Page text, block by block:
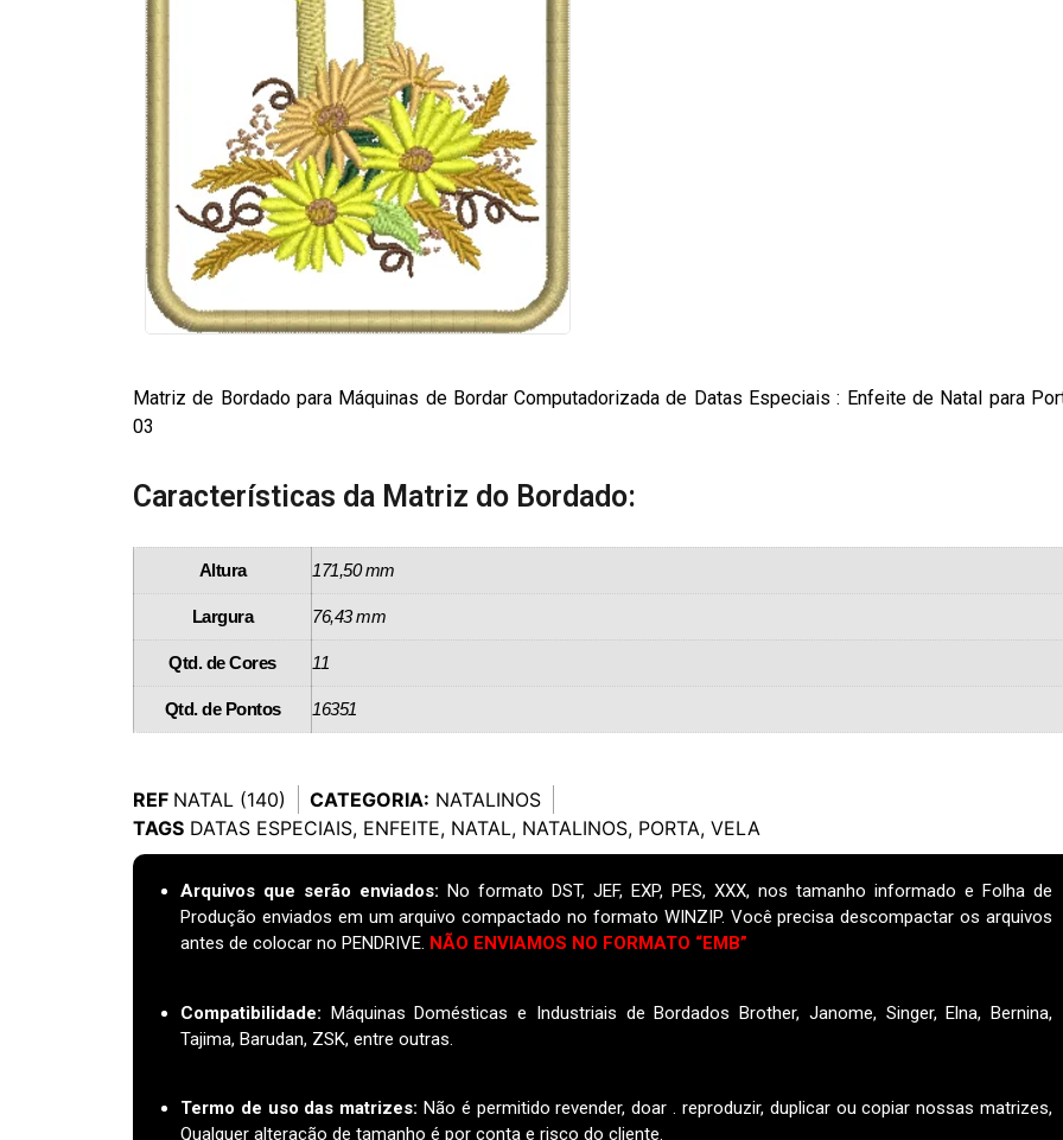
Matriz de Bordado para Máquinas de Bordar Computadorizada de Datas Especiais : Enfeite de Natal para
03
Características da Matriz do Bordado:
Altura 171,50 mm
Largura 76,43 mm
Qtd. de Cores 11
Qtd. de Pontos 16351
REF NATAL (140) CATEGORIA: NATALINOS
TAGS DATAS ESPECIAIS, ENFEITE, NATAL, NATALINOS, PORTA, VELA
Arquivos que serão enviados: No formato DST, JEF, EXP, PES, XXX, nos tamanho informado e Folha de
Produção enviados em um arquivo compactado no formato WINZIP. Você precisa descompactar os arquivos
antes de colocar no PENDRIVE. NÃO ENVIAMOS NO FORMATO “EMB”
Compatibilidade: Máquinas Domésticas e Industriais de Bordados Brother, Janome, Singer, Elna, Bernina,
Tajima, Barudan, ZSK, entre outras.
Termo de uso das matrizes: Não é permitido revender, doar . reproduzir, duplicar ou copiar nossas matrizes,
Qualquer alteração de tamanho é por conta e risco do cliente.